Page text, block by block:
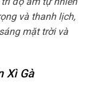
và thanh lịch,
mặt trời và
Xì Gà